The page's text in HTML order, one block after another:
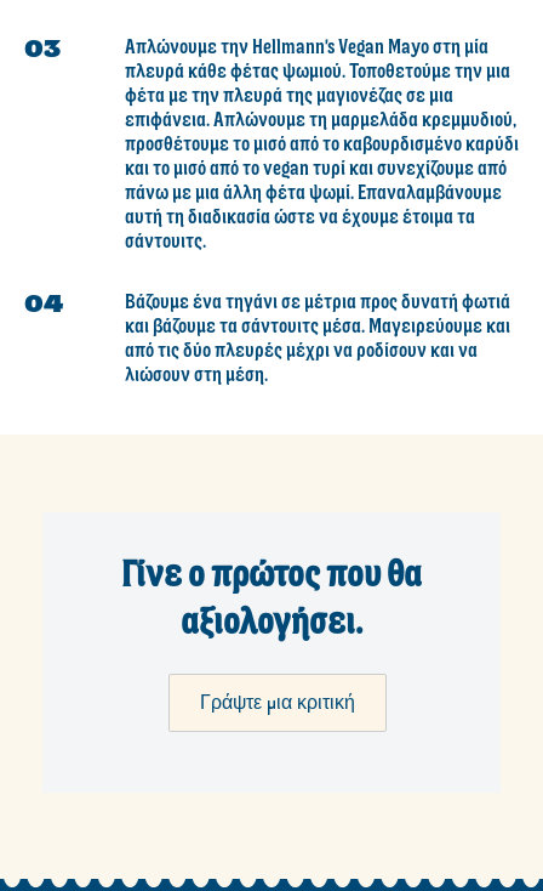
Απλώνουμε την Hellmann's Vegan Mayo στη μία
πλευρά κάθε φέτας ψωμιού. Τοποθετούμε την μια
φέτα με την πλευρά της μαγιονέζας σε μια
επιφάνεια. Απλώνουμε τη μαρμελάδα κρεμμυδιού,
προσθέτουμε το μισό από το καβουρδισμένο καρύδι
και το μισό από το vegan τυρί και συνεχίζουμε από
πάνω με μια άλλη φέτα ψωμί. Επαναλαμβάνουμε
αυτή τη διαδικασία ώστε να έχουμε έτοιμα τα
σάντουιτς.
Βάζουμε ένα τηγάνι σε μέτρια προς δυνατή φωτιά
και βάζουμε τα σάντουιτς μέσα. Μαγειρεύουμε και
από τις δύο πλευρές μέχρι να ροδίσουν και να
λιώσουν στη μέση.
Γίνε ο πρώτος που θα
αξιολογήσει.
Γράψτε μια κριτική